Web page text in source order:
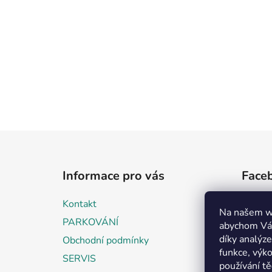
Na našem
abychom
díky
funkce,
používání
Informace pro vás
Kontakt
PARKOVÁNÍ
Obchodní podmínky
SERVIS